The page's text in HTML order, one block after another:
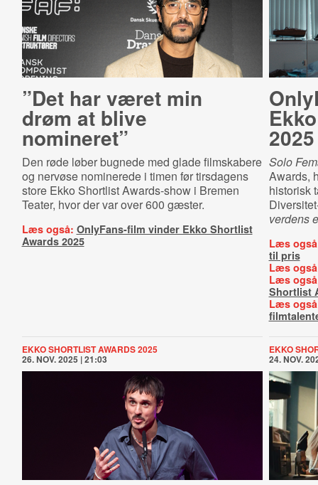
”Det har været min
drøm at blive
nomineret”
Den røde løber bugnede med glade filmskabere
og nervøse nominerede i timen før tirsdagens
store Ekko Shortlist Awards-show i Bremen
Teater, hvor der var over 600 gæster.
Læs også: OnlyFans-film vinder Ekko Shortlist
Awards 2025
2025
Solo
Awards,
historisk
verdens
Læs
til pris
Læs
Læs
Shortlist
Læs
EKKO SHORTLIST AWARDS 2025
26. NOV. 2025 | 21:03
EKKO
24. NOV.